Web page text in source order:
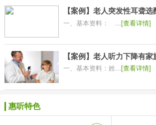
【案例】老人突发性耳聋
一、基本资料： ...[查看详情]
【案例】老人听力下降有
一、基本资料：姓...[查看详情]
惠听特色